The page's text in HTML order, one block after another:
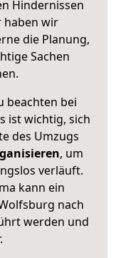
Hindernissen
haben wir
die Planung,
Sachen
beachten bei
ist wichtig, sich
des Umzugs
, um
verläuft.
kann ein
nach
werden und